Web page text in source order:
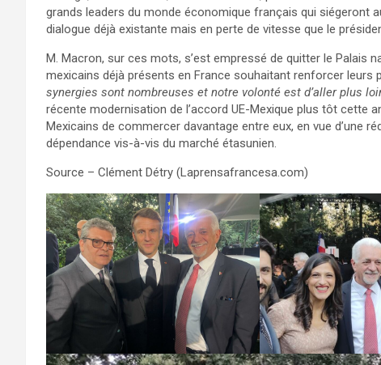
grands leaders du monde économique français qui siégeront
dialogue déjà existante mais en perte de vitesse que le
M. Macron, sur ces mots, s’est empressé de quitter le Palais
mexicains déjà présents en France souhaitant renforcer leurs
synergies sont nombreuses et notre volonté est d’aller plus
récente modernisation de l’accord UE-Mexique plus tôt cette
Mexicains de commercer davantage entre eux, en vue d’une
dépendance vis-à-vis du marché étasunien.
Source – Clément Détry (Laprensafrancesa.com)